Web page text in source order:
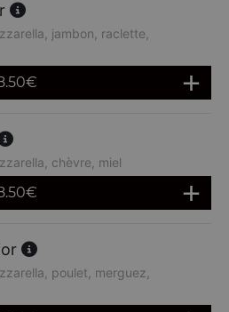
jambon, raclette,
€
chèvre, miel
€
poulet, merguez,